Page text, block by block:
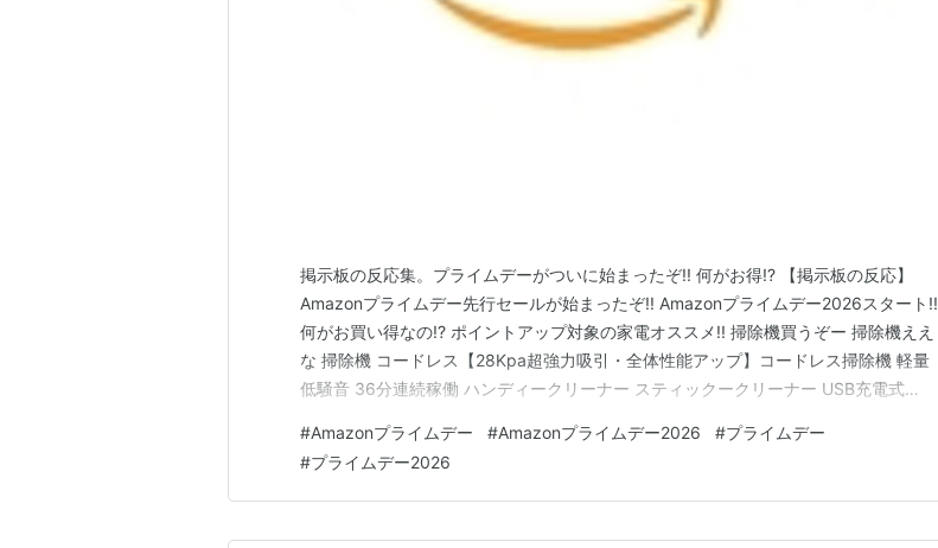
掲示板の反応集。プライムデーがついに始まったぞ!! 何がお得!? 【掲示板の反応】
Amazonプライムデー先行セールが始まったぞ!! Amazonプライムデー2026スタート!!
何がお買い得なの!? ポイントアップ対象の家電オススメ!! 掃除機買うぞー 掃除機ええ
な 掃除機 コードレス【28Kpa超強力吸引・全体性能アップ】コードレス掃除機 軽量
低騒音 36分連続稼働 ハンディークリーナー スティックークリーナー USB充電式
ァ/車に適用 家庭用 一人暮らし 年末お掃除 日本語取扱説明書（Purple…
#Amazonプライムデー #Amazonプライムデー2026 #プライムデー
#プライムデー2026